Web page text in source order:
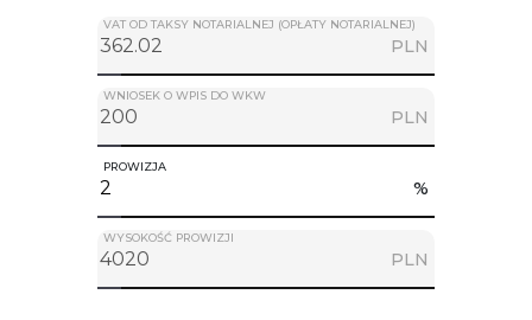
VAT OD TAKSY NOTARIALNEJ (OPŁATY NOTARIALNEJ)
PLN
WNIOSEK O WPIS DO WKW
PLN
PROWIZJA
%
WYSOKOŚĆ PROWIZJI
PLN